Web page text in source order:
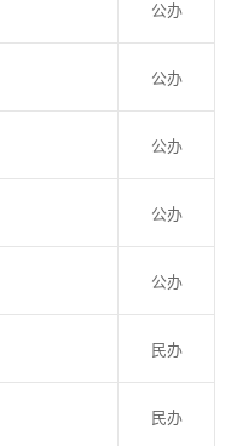
公办
公办
公办
公办
公办
民办
民办